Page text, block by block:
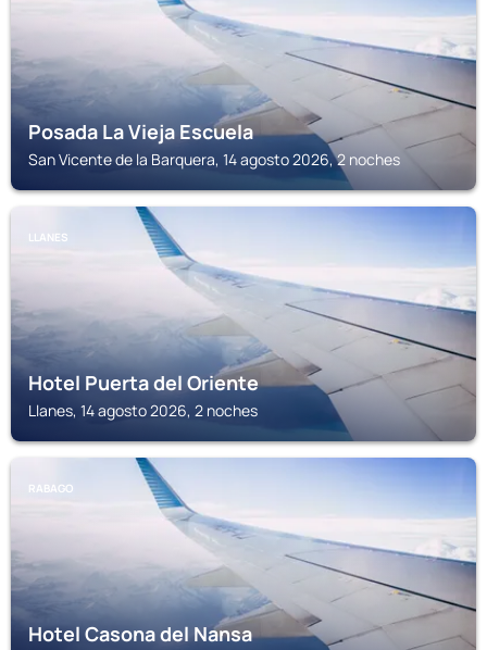
Posada La Vieja Escuela
San Vicente de la Barquera, 14 agosto 2026, 2 noches
LLANES
Hotel Puerta del Oriente
Llanes, 14 agosto 2026, 2 noches
RABAGO
Hotel Casona del Nansa